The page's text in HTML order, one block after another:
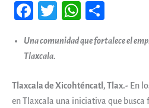
Fa
b
k
T
tt
W
ts
pp
pa
r
Una comunidad que fortalece el
Tlaxcala.
Tlaxcala de Xicohténcatl, Tlax.- En
en Tlaxcala una iniciativa que busca